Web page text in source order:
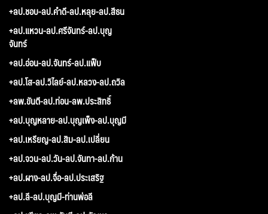
+ลป.ชอบ-ลป.คำดี-ลป.หลุย-ลป.สีธน
+ลป.แหวน-ลป.ศรีจันทร์-ลป.บุญ
จันทร์
+ลป.อ่อน-ลป.จันทร์-ลป.แฟ็บ
+ลป.โส-ลป.วิไลย์-ลป.หลวง-ลป.ถวิล
+ลพ.ขันตี-ลป.ท่อน-ลพ.ประสิทธิ์
+ลป.บุญหลาย-ลป.บุญเพ็ง-ลป.บุญมี
+ลป.เหรียญ-ลป.สิม-ลป.เปลี่ยน
+ลป.จวน-ลป.วัน-ลป.จันทา-ลป.ก้าน
+ลป.ผาง-ลป.จื่อ-ลป.ประเสริฐ
+ลป.ลี-ลป.บุญมี-ท่านพ่อลี